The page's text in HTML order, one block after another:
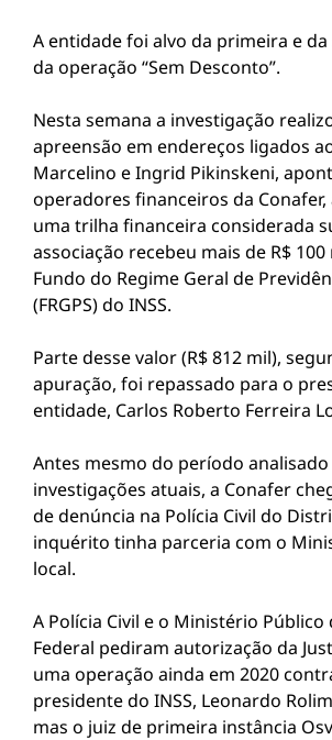
A entidade foi alvo da primeira e
da operação “Sem Desconto”.
Nesta semana a investigação
apreensão em endereços ligados
Marcelino e Ingrid Pikinskeni,
operadores financeiros da
uma trilha financeira considerada
associação recebeu mais de R$
Fundo do Regime Geral de
(FRGPS) do INSS.
Parte desse valor (R$ 812 mil),
apuração, foi repassado para o
entidade, Carlos Roberto Ferreira
Antes mesmo do período analisado
investigações atuais, a Conafer
de denúncia na Polícia Civil do
inquérito tinha parceria com o
local.
A Polícia Civil e o Ministério
Federal pediram autorização da
uma operação ainda em 2020
presidente do INSS, Leonardo
mas o juiz de primeira instância